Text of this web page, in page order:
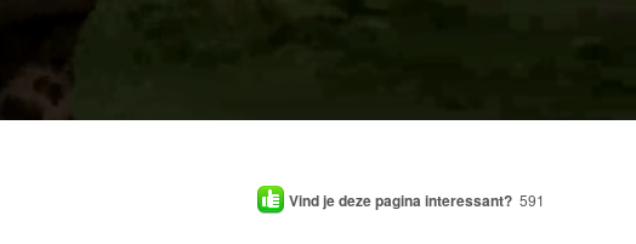
Vind je deze pagina interessant? 591